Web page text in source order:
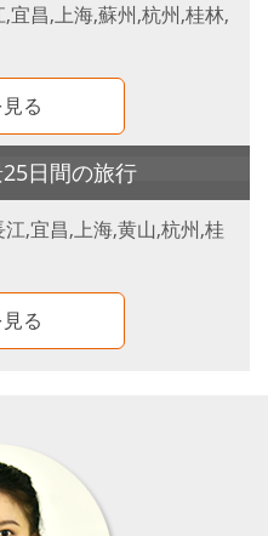
宜昌,上海,蘇州,杭州,桂林,
る
日間の旅行
,宜昌,上海,黄山,杭州,桂
る